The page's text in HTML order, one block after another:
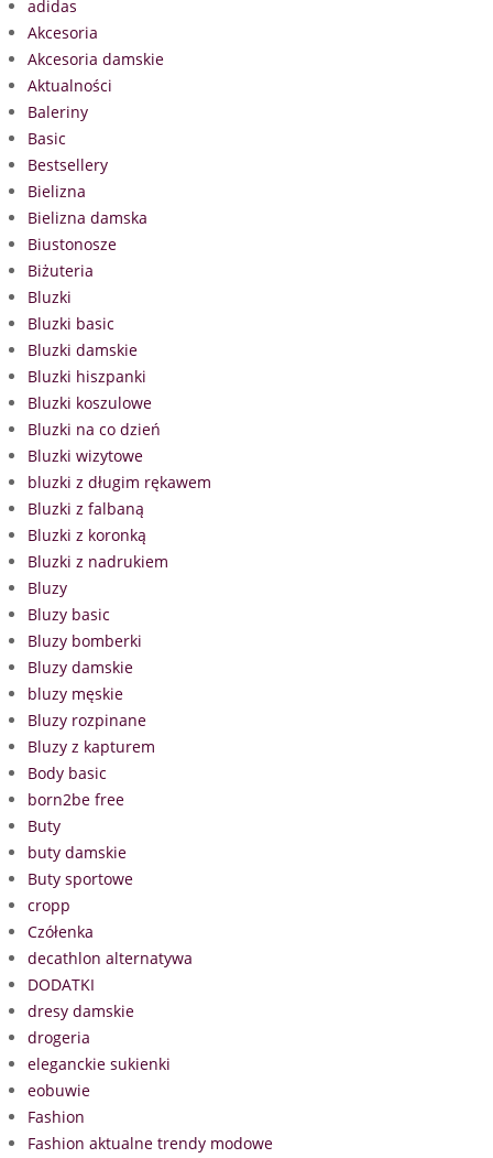
adidas
Akcesoria
Akcesoria damskie
Aktualności
Baleriny
Basic
Bestsellery
Bielizna
Bielizna damska
Biustonosze
Biżuteria
Bluzki
Bluzki basic
Bluzki damskie
Bluzki hiszpanki
Bluzki koszulowe
Bluzki na co dzień
Bluzki wizytowe
bluzki z długim rękawem
Bluzki z falbaną
Bluzki z koronką
Bluzki z nadrukiem
Bluzy
Bluzy basic
Bluzy bomberki
Bluzy damskie
bluzy męskie
Bluzy rozpinane
Bluzy z kapturem
Body basic
born2be free
Buty
buty damskie
Buty sportowe
cropp
Czółenka
decathlon alternatywa
DODATKI
dresy damskie
drogeria
eleganckie sukienki
eobuwie
Fashion
Fashion aktualne trendy modowe